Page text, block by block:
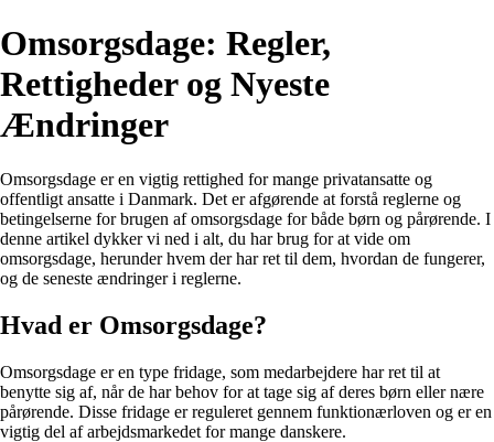
Omsorgsdage: Regler,
Rettigheder og Nyeste
Ændringer
Omsorgsdage er en vigtig rettighed for mange privatansatte og
offentligt ansatte i Danmark. Det er afgørende at forstå reglerne og
betingelserne for brugen af omsorgsdage for både børn og pårørende. I
denne artikel dykker vi ned i alt, du har brug for at vide om
omsorgsdage, herunder hvem der har ret til dem, hvordan de fungerer,
og de seneste ændringer i reglerne.
Hvad er Omsorgsdage?
Omsorgsdage er en type fridage, som medarbejdere har ret til at
benytte sig af, når de har behov for at tage sig af deres børn eller nære
pårørende. Disse fridage er reguleret gennem funktionærloven og er en
vigtig del af arbejdsmarkedet for mange danskere.